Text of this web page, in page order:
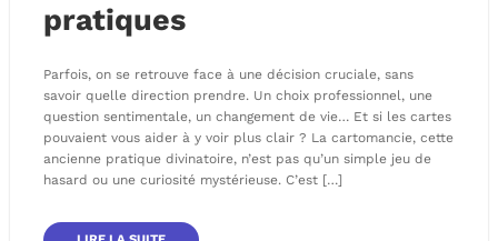
pratiques
Parfois, on se retrouve face à une décision cruciale, sans
savoir quelle direction prendre. Un choix professionnel, une
question sentimentale, un changement de vie… Et si les cartes
pouvaient vous aider à y voir plus clair ? La cartomancie, cette
ancienne pratique divinatoire, n’est pas qu’un simple jeu de
hasard ou une curiosité mystérieuse. C’est […]